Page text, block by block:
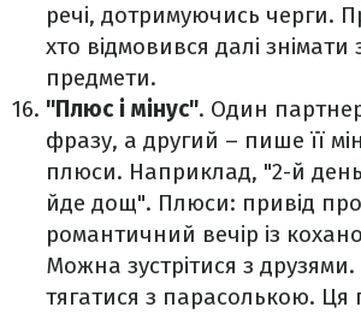
речі, дотримуючись черги.
хто відмовився далі знімати
предмети.
"Плюс і мінус". Один
фразу, а другий – пише її
плюси. Наприклад, "2-й
йде дощ". Плюси: привід
романтичний вечір із
Можна зустрітися з
тягатися з парасолькою. Ця